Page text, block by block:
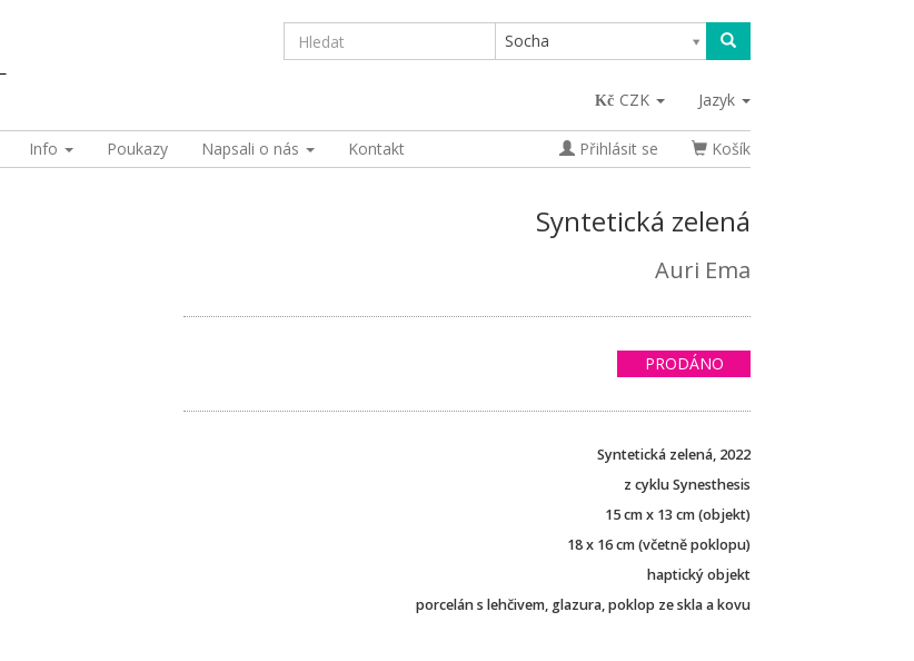
Socha
CZK Jazyk
Info Poukazy Napsali o nás Kontakt Přihlásit se Košík
Syntetická zelená
Auri Ema
PRODÁNO
Syntetická zelená, 2022
z cyklu Synesthesis
15 cm x 13 cm (objekt)
18 x 16 cm (včetně poklopu)
haptický objekt
porcelán s lehčivem, glazura, poklop ze skla a kovu